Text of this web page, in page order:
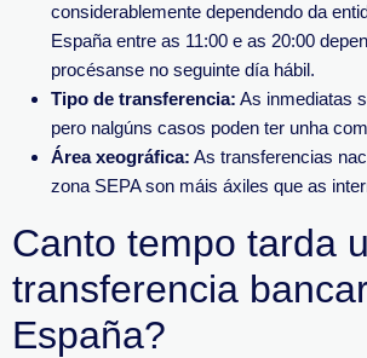
considerablemente dependendo da
España entre as 11:00 e as 20:00
procésanse no seguinte día hábil.
Tipo de transferencia: As inmediatas
pero nalgúns casos poden ter unha
Área xeográfica: As transferencias
zona SEPA son máis áxiles que as
Canto tempo tarda
transferencia
España?